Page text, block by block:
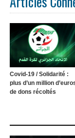
Covid-19 / Solidarité :
plus d’un million
de dons récoltés